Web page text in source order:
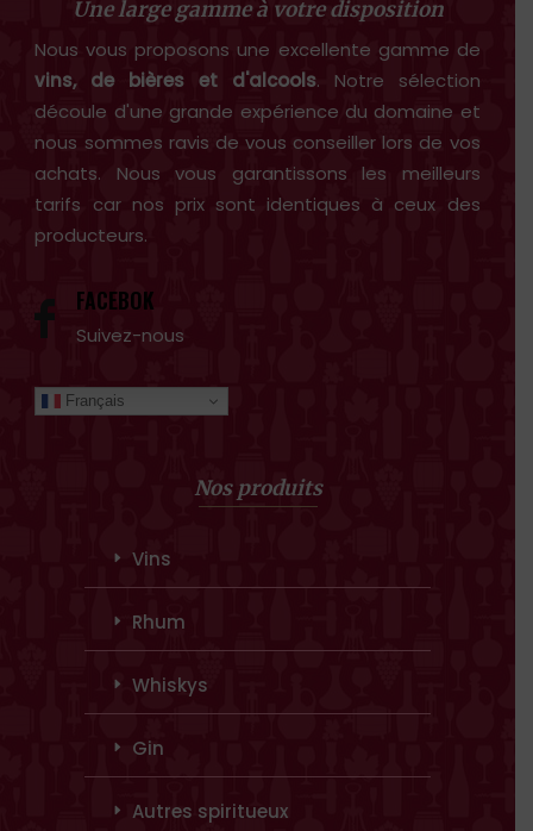
Une large gamme à votre disposition
Nous vous proposons une excellente gamme de
vins, de bières et d'alcools. Notre sélection
découle d'une grande expérience du domaine et
nous sommes ravis de vous conseiller lors de vos
achats. Nous vous garantissons les meilleurs
tarifs car nos prix sont identiques à ceux des
producteurs.
FACEBOK
Suivez-nous
Français
Nos produits
Vins
Rhum
Whiskys
Gin
Autres spiritueux